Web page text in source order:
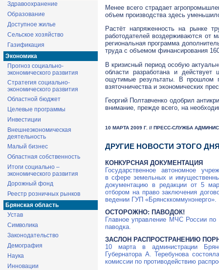
Здравоохранение
Образование
Доступное жилье
Сельское хозяйство
Газификация
Экономика
Прогноз социально-
экономического развития
Стратегия социально-
экономического развития
Областной бюджет
Целевые программы
Инвестиции
Внешнеэкономическая
деятельность
Малый бизнес
Областная собственность
Итоги социально –
экономического развития
Дорожный фонд
Реестр розничных рынков
Брянская область
Устав
Символика
Законодательство
Демография
Наука
Инновации
Менее всего страдает
объем производства здесь
Растёт напряженность на рынке
работодателей воздерживаются от
региональная программа
труда с объемом финансирования
В кризисный период особую
области разработана и
ощутимые результаты. В прошлом
взяточничества и экономических
Георгий Полтавченко одобрил
внимание, прежде всего, на
10 МАРТА 2009 Г. // ПРЕСС-СЛУЖБА
ДРУГИЕ НОВОСТИ ЭТОГО
КОНКУРСНАЯ ДОКУМЕНТАЦИЯ
Государственное автономное
в сфере земельных и
документацию в редакции от 5
отбором на право заключения
ведении ГУП «Брянсккоммунэнерго».
ОСТОРОЖНО: ПАВОДОК!
Главное управление МЧС России по
паводка.
ЗАСЛОН РАСПРОСТРАНЕНИЮ
10 марта в администрации
Губернатора А. Теребунова
комиссии по противодействию